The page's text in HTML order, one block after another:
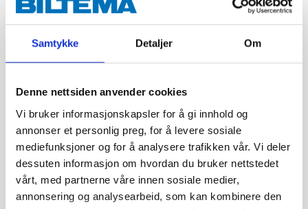
Samtykke Detaljer Om
Denne nettsiden anvender cookies
Vi bruker informasjonskapsler for å gi innhold og
annonser et personlig preg, for å levere sosiale
mediefunksjoner og for å analysere trafikken vår. Vi deler
dessuten informasjon om hvordan du bruker nettstedet
vårt, med partnerne våre innen sosiale medier,
annonsering og analysearbeid, som kan kombinere den